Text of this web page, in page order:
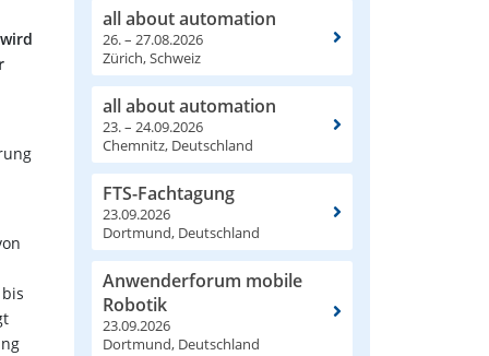
all about automation
26. – 27.08.2026
Zürich, Schweiz
all about automation
23. – 24.09.2026
Chemnitz, Deutschland
FTS-Fachtagung
23.09.2026
Dortmund, Deutschland
Anwenderforum mobile
Robotik
23.09.2026
Dortmund, Deutschland